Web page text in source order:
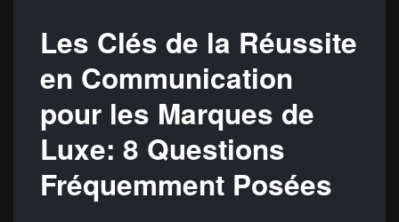
Les Clés de la Réussite
en Communication
pour les Marques de
Luxe: 8 Questions
Fréquemment Posées